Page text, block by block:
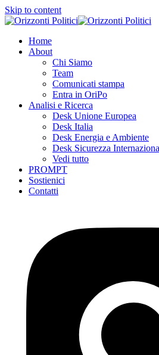
Skip to content
Home
About
Chi Siamo
Team
Comunicati stampa
Entra in OriPo
Analisi e Ricerca
Desk Unione Europea
Desk Italia
Desk Energia e Ambiente
Desk Sicurezza
Vedi tutto
PROMPT
Sostienici
Contatti